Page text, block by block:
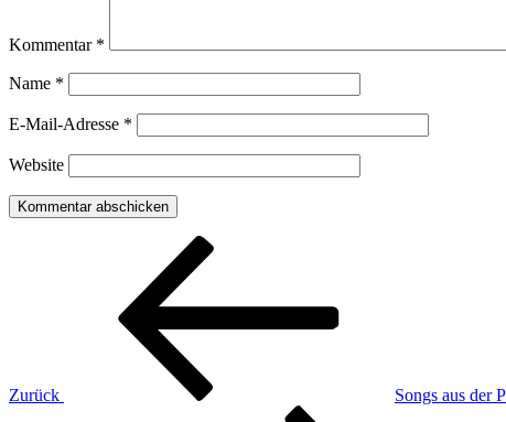
Kommentar *
Name *
E-Mail-Adresse *
Website
Beitragsnavigation
Zurück
Songs aus der